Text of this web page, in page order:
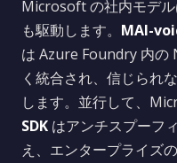
Microsoft の社内モデ
も駆動します。 MAI-
は Azure Foundry 内の
く統合され、信じられ
します。並行して、
SDK はアンチスプーフ
え、エンタープライズ